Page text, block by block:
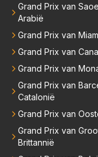
Grand Prix van
Arabië
Grand Prix van
Grand Prix van
Grand Prix van
Grand Prix van
Catalonië
Grand Prix van
Grand Prix van
Brittannië